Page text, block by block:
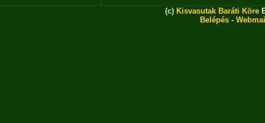
(c) Kisvasutak Baráti Köre
Belépés -